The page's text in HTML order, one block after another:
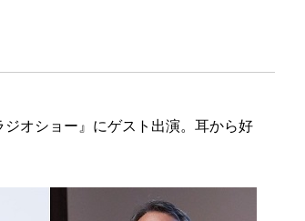
ジオショー』にゲスト出演。耳から好